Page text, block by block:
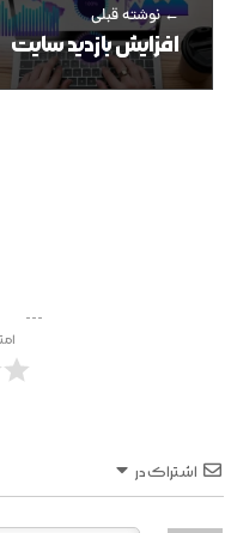
نوشته قبلی
افزایش بازدید سایت
اشتراک در